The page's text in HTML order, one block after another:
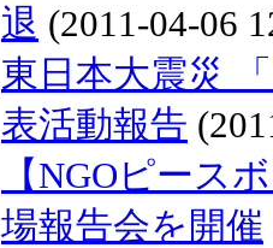
退 (2011-04-06
東日本大震災
表活動報告
【NGOピース
場報告会を開催